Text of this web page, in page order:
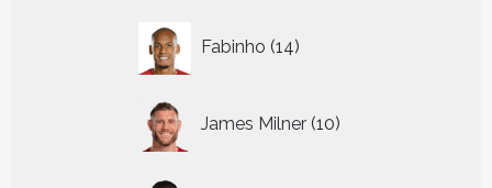
Fabinho 14
producten
James Milner 10
producten